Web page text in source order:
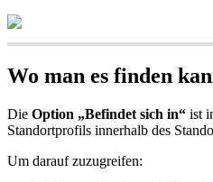
Wo man es finden
Die Option „Befindet sich in“ ist
Standortprofils innerhalb des
Um darauf zuzugreifen: